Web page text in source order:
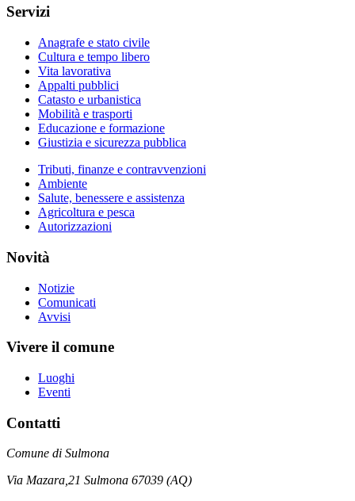
Servizi
Anagrafe e stato civile
Cultura e tempo libero
Vita lavorativa
Appalti pubblici
Catasto e urbanistica
Mobilità e trasporti
Educazione e formazione
Giustizia e sicurezza pubblica
Tributi, finanze e contravvenzioni
Ambiente
Salute, benessere e assistenza
Agricoltura e pesca
Autorizzazioni
Novità
Notizie
Comunicati
Avvisi
Vivere il comune
Luoghi
Eventi
Contatti
Comune di Sulmona
Via Mazara,21 Sulmona 67039 (AQ)